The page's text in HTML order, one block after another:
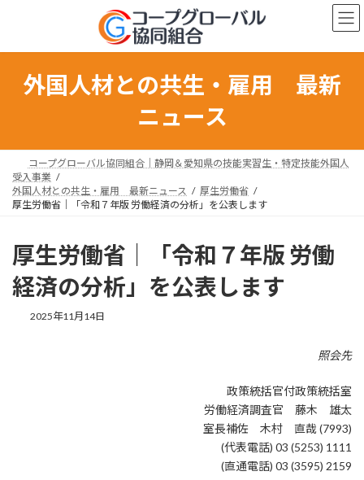
ン
プ
ー
動
外国人材との共生・雇用 最新
ニュース
コープグローバル協同組合｜静岡＆愛知県の技能実習生・特定技能外国人
受入事業
外国人材との共生・雇用 最新ニュース
厚生労働省
厚生労働省｜「令和７年版 労働経済の分析」を公表します
厚生労働省｜「令和７年版 労働
経済の分析」を公表します
2025年11月14日
照会先
政策統括官付政策統括室
労働経済調査官 藤木 雄太
室長補佐 木村 直哉 (7993)
(代表電話) 03 (5253) 1111
(直通電話) 03 (3595) 2159